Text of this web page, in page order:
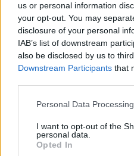
us or personal information
your opt-out. You may
disclosure of your personal
IAB’s list of downstream
also be disclosed by us to
Downstream Participants that
Personal Data
I want to opt-out of the
personal data.
Opted In
Dnes začíná v
Filmovar 2019
Martin Poulíček - 19. 7. 2019
BŘEZNICE - Nestihli jste filmový
Dnes začíná v Březnici Filmovar
nebem. Promítání začíná...